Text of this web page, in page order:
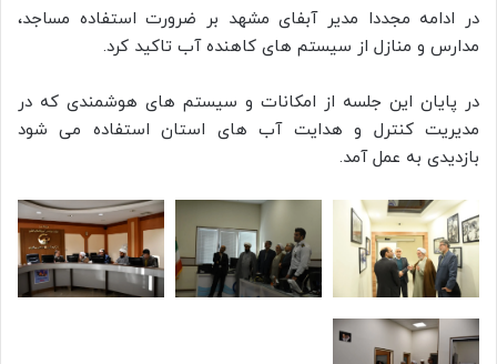
در ادامه مجددا مدیر آبفای مشهد بر ضرورت استفاده مساجد،
مدارس و منازل از سیستم های کاهنده آب تاکید کرد.
در پایان این جلسه از امکانات و سیستم های هوشمندی که در
مدیریت کنترل و هدایت آب های استان استفاده می شود
بازدیدی به عمل آمد.